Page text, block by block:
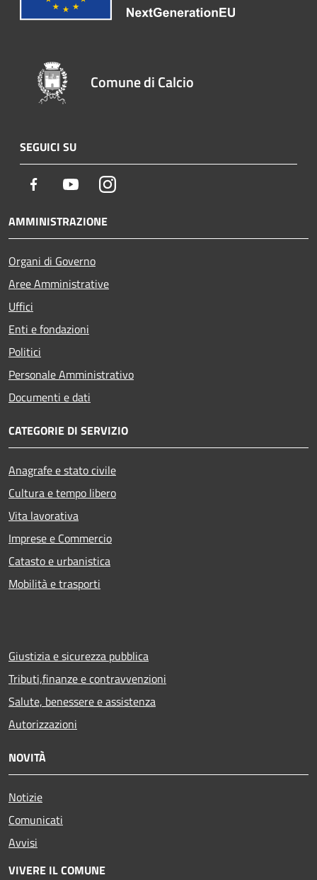
Comune di Calcio
SEGUICI SU
Facebook YoutubeInstagram
AMMINISTRAZIONE
Organi di Governo
Aree Amministrative
Uffici
Enti e fondazioni
Politici
Personale Amministrativo
Documenti e dati
CATEGORIE DI SERVIZIO
Anagrafe e stato civile
Cultura e tempo libero
Vita lavorativa
Imprese e Commercio
Catasto e urbanistica
Mobilità e trasporti
Giustizia e sicurezza pubblica
Tributi,finanze e contravvenzioni
Salute, benessere e assistenza
Autorizzazioni
NOVITÀ
Notizie
Comunicati
Avvisi
VIVERE IL COMUNE